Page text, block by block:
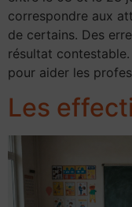
correspondre aux
de certains. Des
résultat
pour aider les
Les